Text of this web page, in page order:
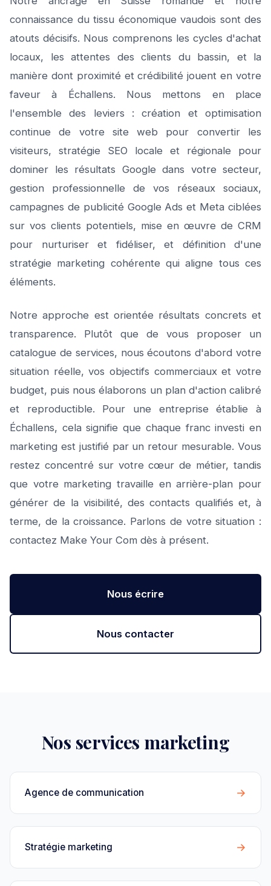
connaissance du tissu économique vaudois sont des
atouts décisifs. Nous comprenons les cycles d'achat
locaux, les attentes des clients du bassin, et la
manière dont proximité et crédibilité jouent en votre
faveur à Échallens. Nous mettons en place
l'ensemble des leviers : création et optimisation
continue de votre site web pour convertir les
visiteurs, stratégie SEO locale et régionale pour
dominer les résultats Google dans votre secteur,
gestion professionnelle de vos réseaux sociaux,
campagnes de publicité Google Ads et Meta ciblées
sur vos clients potentiels, mise en œuvre de CRM
pour nurturiser et fidéliser, et définition d'une
stratégie marketing cohérente qui aligne tous ces
éléments.
Notre approche est orientée résultats concrets et
transparence. Plutôt que de vous proposer un
catalogue de services, nous écoutons d'abord votre
situation réelle, vos objectifs commerciaux et votre
budget, puis nous élaborons un plan d'action calibré
et reproductible. Pour une entreprise établie à
Échallens, cela signifie que chaque franc investi en
marketing est justifié par un retour mesurable. Vous
restez concentré sur votre cœur de métier, tandis
que votre marketing travaille en arrière-plan pour
générer de la visibilité, des contacts qualifiés et, à
terme, de la croissance. Parlons de votre situation :
contactez Make Your Com dès à présent.
Nous écrire
Nous contacter
Nos services marketing
Agence de communication →
Stratégie marketing →